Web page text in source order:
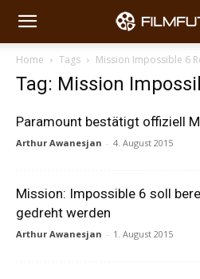
Home Tags Mission Impossible 6
Tag: Mission
Paramount bestätigt offiziell
Arthur Awanesjan - 4. August 2015
Mission: Impossible 6 soll
gedreht werden
Arthur Awanesjan - 1. August 2015